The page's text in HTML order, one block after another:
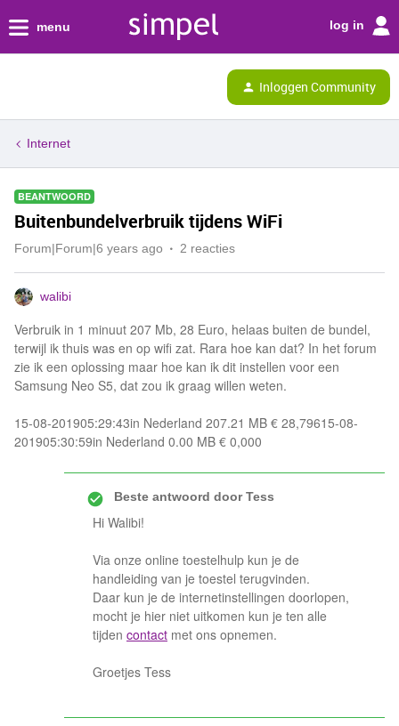
menu log in
Inloggen Community
Internet
BEANTWOORD
Buitenbundelverbruik tijdens WiFi
Forum|Forum|6 years ago 2 reacties
walibi
Verbruik in 1 minuut 207 Mb, 28 Euro, helaas buiten de bundel,
terwijl ik thuis was en op wifi zat. Rara hoe kan dat? In het forum
zie ik een oplossing maar hoe kan ik dit instellen voor een
Samsung Neo S5, dat zou ik graag willen weten.
15-08-201905:29:43in Nederland 207.21 MB € 28,79615-08-
201905:30:59in Nederland 0.00 MB € 0,000
Beste antwoord doorTess
Hi Walibi!
Via onze online toestelhulp kun je de
handleiding van je toestel terugvinden.
Daar kun je de internetinstellingen doorlopen,
mocht je hier niet uitkomen kun je ten alle
tijden contact met ons opnemen.
Groetjes Tess